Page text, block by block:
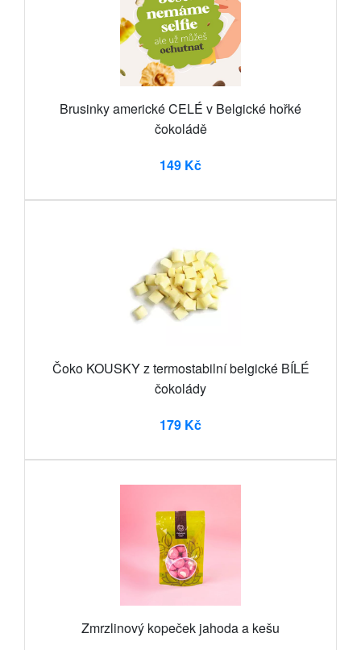
Brusinky americké CELÉ v Belgické hořké
čokoládě
149 Kč
Čoko KOUSKY z termostabilní belgické BÍLÉ
čokolády
179 Kč
Zmrzlinový kopeček jahoda a kešu